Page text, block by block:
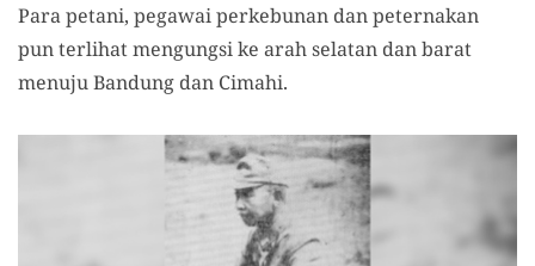
Para petani, pegawai perkebunan dan peternakan
pun terlihat mengungsi ke arah selatan dan barat
menuju Bandung dan Cimahi.